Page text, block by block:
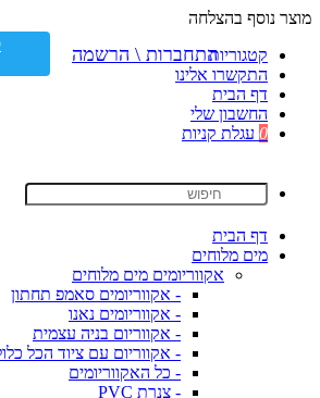
מוצר נוסף בהצלחה
קטגוריות
התקשרו אלינו
דף הבית
החשבון שלי
0 עגלת קניות
דף הבית
מים מלוחים
אקווריומים מים מלוחים
- אקווריומים סאמפ תחתון
- אקווריומים נאנו
- אקווריום בניה עצמית
- אקווריום עם ציוד הכל
- כל האקווריומים
- צנרת PVC
התחברות \ הרשמה